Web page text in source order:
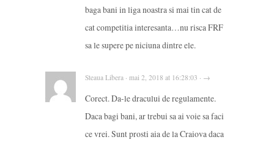
baga bani in liga noastra si mai tin cat de
cat competitia interesanta…nu risca FRF
sa le supere pe niciuna dintre ele.
Steaua Libera · mai 2, 2018 at 16:28:03 · →
Corect. Da-le dracului de regulamente.
Daca bagi bani, ar trebui sa ai voie sa faci
ce vrei. Sunt prosti aia de la Craiova daca